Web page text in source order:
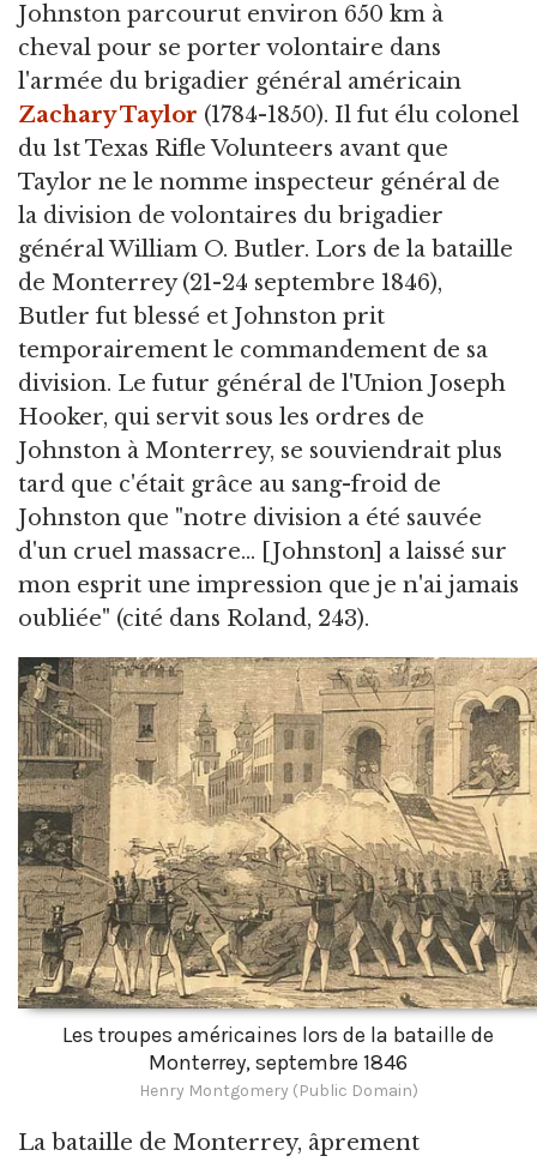
Johnston parcourut environ 650 km à
cheval pour se porter volontaire dans
l'armée du brigadier général américain
Zachary Taylor (1784-1850). Il fut élu colonel
du 1st Texas Rifle Volunteers avant que
Taylor ne le nomme inspecteur général de
la division de volontaires du brigadier
général William O. Butler. Lors de la bataille
de Monterrey (21-24 septembre 1846),
Butler fut blessé et Johnston prit
temporairement le commandement de sa
division. Le futur général de l'Union Joseph
Hooker, qui servit sous les ordres de
Johnston à Monterrey, se souviendrait plus
tard que c'était grâce au sang-froid de
Johnston que "notre division a été sauvée
d'un cruel massacre... [Johnston] a laissé sur
mon esprit une impression que je n'ai jamais
oubliée" (cité dans Roland, 243).
Les troupes américaines lors de la bataille de
Monterrey, septembre 1846
Henry Montgomery (Public Domain)
La bataille de Monterrey, âprement